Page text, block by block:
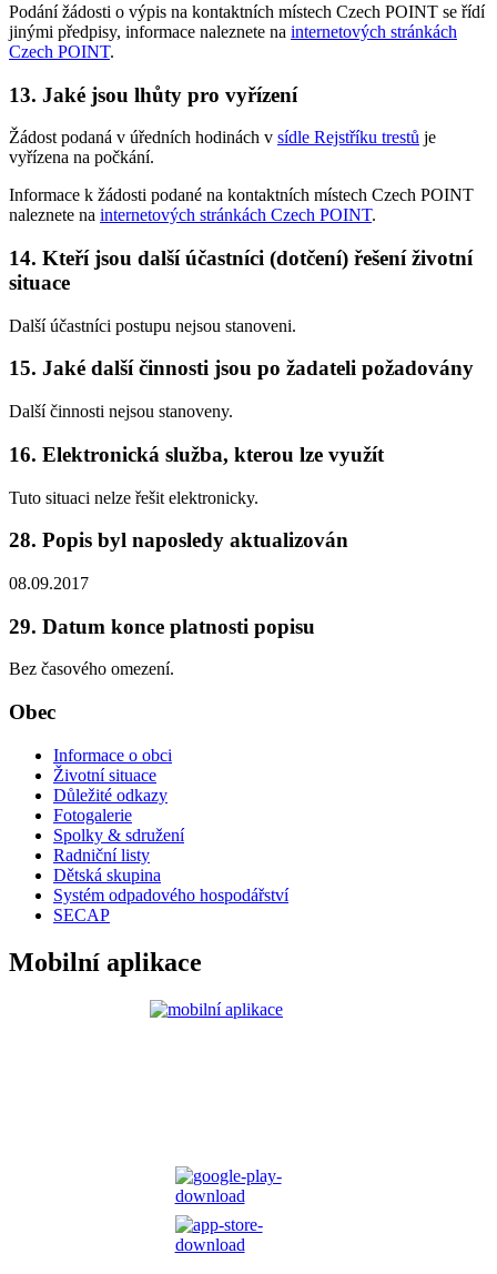
Podání žádosti o výpis na kontaktních místech Czech POINT se řídí
jinými předpisy, informace naleznete na internetových stránkách
Czech POINT.
13. Jaké jsou lhůty pro vyřízení
Žádost podaná v úředních hodinách v sídle Rejstříku trestů je
vyřízena na počkání.
Informace k žádosti podané na kontaktních místech Czech POINT
naleznete na internetových stránkách Czech POINT.
14. Kteří jsou další účastníci (dotčení) řešení životní
situace
Další účastníci postupu nejsou stanoveni.
15. Jaké další činnosti jsou po žadateli požadovány
Další činnosti nejsou stanoveny.
16. Elektronická služba, kterou lze využít
Tuto situaci nelze řešit elektronicky.
28. Popis byl naposledy aktualizován
08.09.2017
29. Datum konce platnosti popisu
Bez časového omezení.
Obec
Informace o obci
Životní situace
Důležité odkazy
Fotogalerie
Spolky & sdružení
Radniční listy
Dětská skupina
Systém odpadového hospodářství
SECAP
Mobilní aplikace